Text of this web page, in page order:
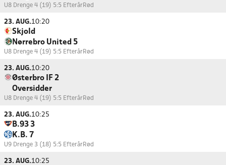
U8 Drenge 4 (19) 5:5 EfterårRød
23. AUG.10:20
Skjold
Nørrebro United 5
U8 Drenge 4 (19) 5:5 EfterårRød
23. AUG.10:20
Østerbro IF 2
Oversidder
U8 Drenge 4 (19) 5:5 EfterårRød
23. AUG.10:25
B.93 3
K.B. 7
U9 Drenge 3 (18) 5:5 EfterårRød
23. AUG.10:25